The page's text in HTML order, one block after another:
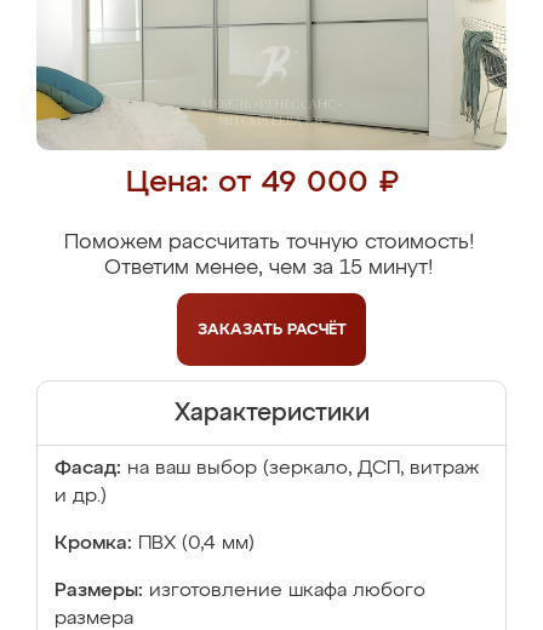
Цена: от 49 000 ₽
Поможем рассчитать точную стоимость!
Ответим менее, чем за 15 минут!
ЗАКАЗАТЬ РАСЧЁТ
Характеристики
Фасад: на ваш выбор (зеркало, ДСП, витраж
и др.)
Кромка: ПВХ (0,4 мм)
Размеры: изготовление шкафа любого
размера